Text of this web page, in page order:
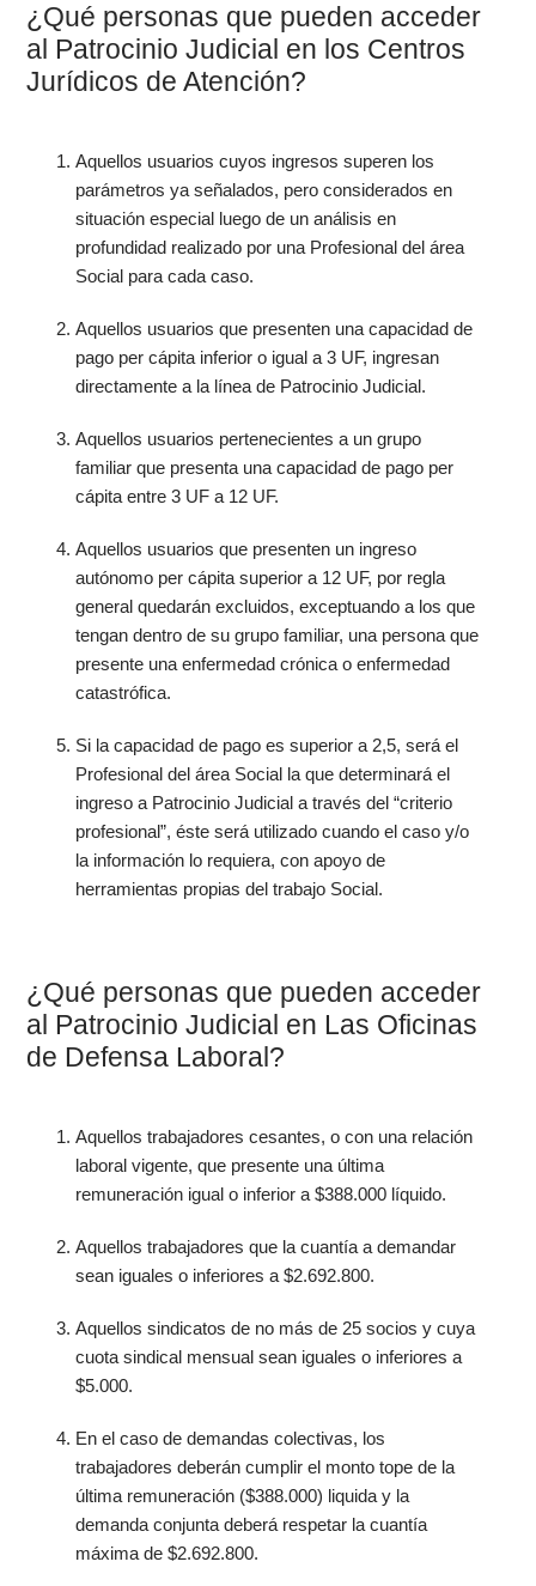
¿Qué personas que pueden acceder
al Patrocinio Judicial en los Centros
Jurídicos de Atención?
Aquellos usuarios cuyos ingresos superen los
parámetros ya señalados, pero considerados en
situación especial luego de un análisis en
profundidad realizado por una Profesional del área
Social para cada caso.
Aquellos usuarios que presenten una capacidad de
pago per cápita inferior o igual a 3 UF, ingresan
directamente a la línea de Patrocinio Judicial.
Aquellos usuarios pertenecientes a un grupo
familiar que presenta una capacidad de pago per
cápita entre 3 UF a 12 UF.
Aquellos usuarios que presenten un ingreso
autónomo per cápita superior a 12 UF, por regla
general quedarán excluidos, exceptuando a los que
tengan dentro de su grupo familiar, una persona que
presente una enfermedad crónica o enfermedad
catastrófica.
Si la capacidad de pago es superior a 2,5, será el
Profesional del área Social la que determinará el
ingreso a Patrocinio Judicial a través del “criterio
profesional”, éste será utilizado cuando el caso y/o
la información lo requiera, con apoyo de
herramientas propias del trabajo Social.
¿Qué personas que pueden acceder
al Patrocinio Judicial en Las Oficinas
de Defensa Laboral?
Aquellos trabajadores cesantes, o con una relación
laboral vigente, que presente una última
remuneración igual o inferior a $388.000 líquido.
Aquellos trabajadores que la cuantía a demandar
sean iguales o inferiores a $2.692.800.
Aquellos sindicatos de no más de 25 socios y cuya
cuota sindical mensual sean iguales o inferiores a
$5.000.
En el caso de demandas colectivas, los
trabajadores deberán cumplir el monto tope de la
última remuneración ($388.000) liquida y la
demanda conjunta deberá respetar la cuantía
máxima de $2.692.800.